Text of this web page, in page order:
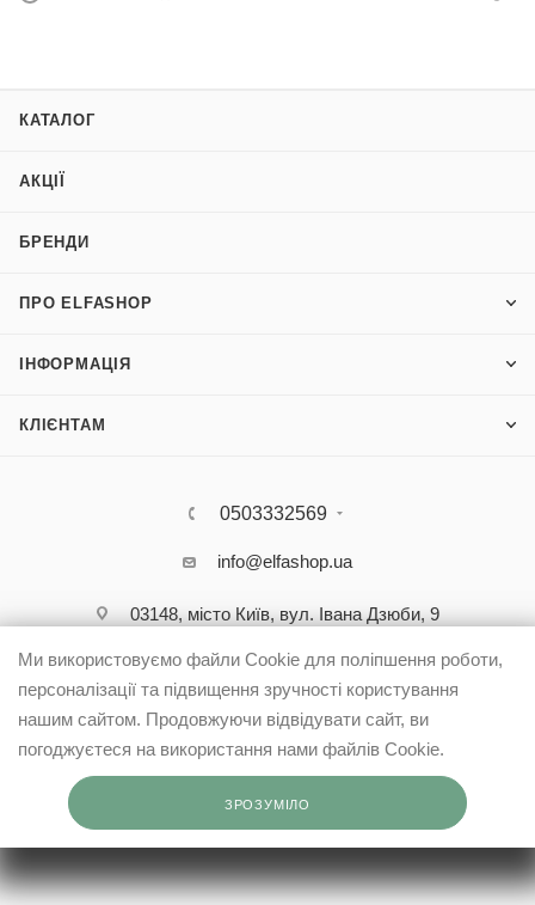
КАТАЛОГ
АКЦІЇ
БРЕНДИ
ПРО ELFASHOP
ІНФОРМАЦІЯ
КЛІЄНТАМ
0503332569
info@elfashop.ua
03148, місто Київ, вул. Івана Дзюби, 9
Ми використовуємо файли Cookie для поліпшення роботи,
персоналізації та підвищення зручності користування
нашим сайтом. Продовжуючи відвідувати сайт, ви
погоджуєтеся на використання нами файлів Cookie.
ЗРОЗУМІЛО